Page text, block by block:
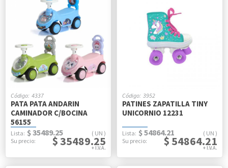
4337
PATA PATA ANDARIN
CAMINADOR C/BOCINA
56155
UN
$ 35489.25
$ 35489.25
3952
PATINES ZAPATILLA TINY
UNICORNIO 12231
UN
$ 54864.21
$ 54864.21